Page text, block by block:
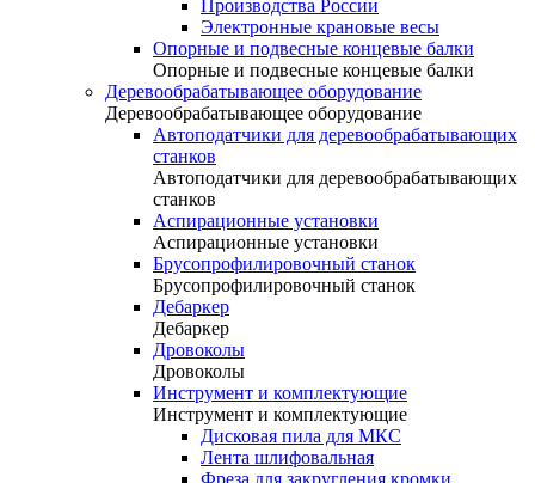
Производства России
Электронные крановые весы
Опорные и подвесные концевые балки
Опорные и подвесные концевые балки
Деревообрабатывающее оборудование
Деревообрабатывающее оборудование
Автоподатчики для деревообрабатывающих
станков
Автоподатчики для деревообрабатывающих
станков
Аспирационные установки
Аспирационные установки
Брусопрофилировочный станок
Брусопрофилировочный станок
Дебаркер
Дебаркер
Дровоколы
Дровоколы
Инструмент и комплектующие
Инструмент и комплектующие
Дисковая пила для МКС
Лента шлифовальная
Фреза для закругления кромки